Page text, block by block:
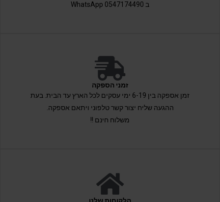
ב 0547174490 WhatsApp
זמני הספקה
זמן אספקה בין 6-19 ימי עסקים לכל הארץ עד הבית. בעת
ההגעה שליח יצור קשר טלפוני ויתאם אספקה.
משלוח חינם !!
הלקוחות שלנו